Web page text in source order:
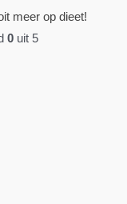
meer op dieet!
0 uit 5